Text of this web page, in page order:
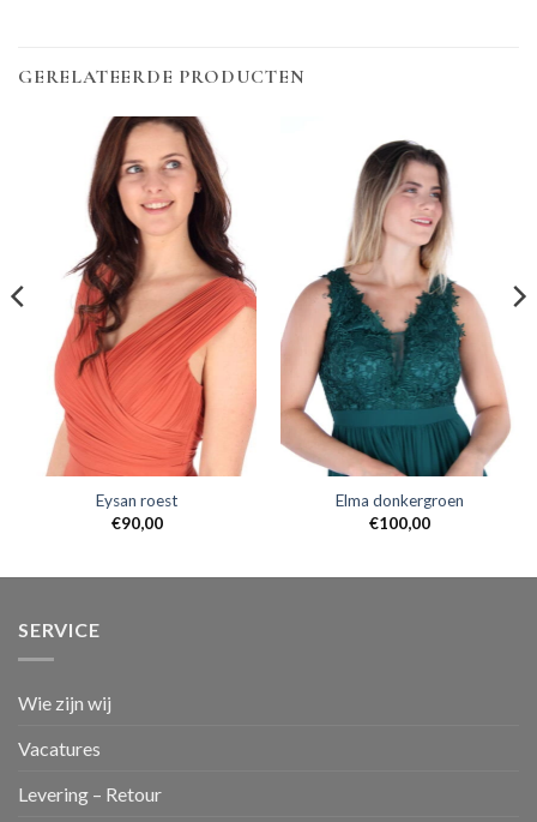
GERELATEERDE PRODUCTEN
Eysan roest
€90,00
Elma donkergroen
€100,00
SERVICE
Wie zijn wij
Vacatures
Levering – Retour